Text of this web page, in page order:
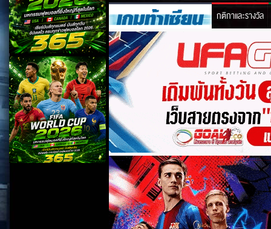
กติกาและรางวัล